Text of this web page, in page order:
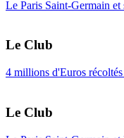
Le Paris Saint-Germain
Le Club
4 millions d'Euros
Le Club